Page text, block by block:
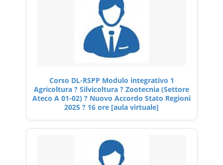
Corso DL-RSPP Modulo integrativo 1
Agricoltura ? Silvicoltura ? Zootecnia (Settore
Ateco A 01-02) ? Nuovo Accordo Stato Regioni
2025 ? 16 ore [aula virtuale]